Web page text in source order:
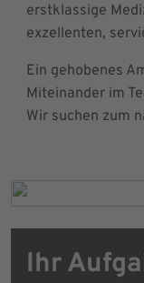
erstklassige
exzellenten,
Ein gehobenes
Miteinander im
Wir suchen zum
Ihr